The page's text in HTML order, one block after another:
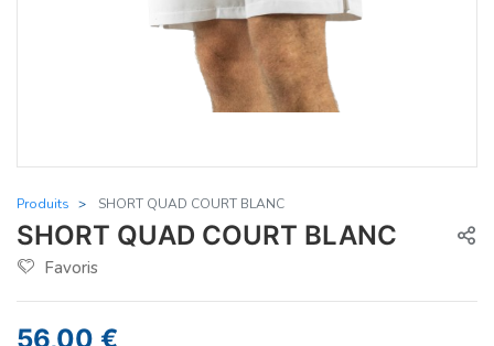
Produits SHORT QUAD COURT BLANC
SHORT QUAD COURT BLANC
Favoris
56,00 €